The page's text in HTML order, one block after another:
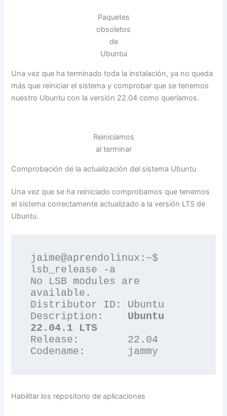
Paquetes
obsoletos
de
Ubuntui
Una vez que ha terminado toda la instalación, ya no queda
más que reiniciar el sistema y comprobar que se tenemos
nuestro Ubuntu con la versión 22.04 como queríamos.
Reiniciamos
al terminar
Comprobación de la actualización del sistema Ubuntu
Una vez que se ha reiniciado comprobamos que tenemos
el sistema correctamente actualizado a la versión LTS de
Ubuntu.
jaime@aprendolinux:~$
lsb_release -a
No LSB modules are
available.
Distributor ID:	Ubuntu
Ubuntu
22.04.1 LTS
Release:	22.04
Codename:	jammy
Habilitar los repositorio de aplicaciones